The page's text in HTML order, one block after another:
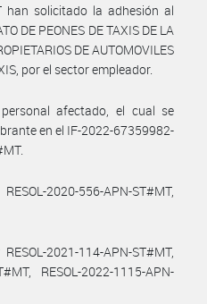
han solicitado la adhesión al
DE PEONES DE TAXIS DE LA
DE AUTOMOVILES
por el sector empleador.
afectado, el cual se
en el IF-2022-67359982-
2020-556-APN-ST#MT,
2021-114-APN-ST#MT,
RESOL-2022-1115-APN-